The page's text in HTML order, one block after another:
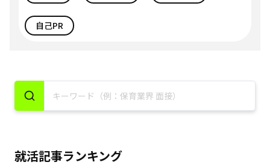
自己PR
就活記事ランキング